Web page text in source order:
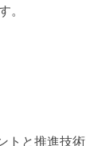
トと推進技術